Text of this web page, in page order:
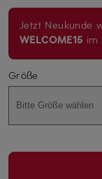
Jetzt Neukunde
WELCOME15 im
Größe
Bitte Größe wählen